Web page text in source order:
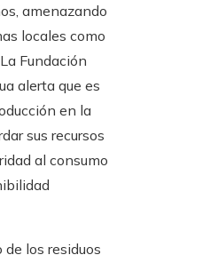
amenazando
locales como
Fundación
alerta que es
en la
sus recursos
al consumo
los residuos